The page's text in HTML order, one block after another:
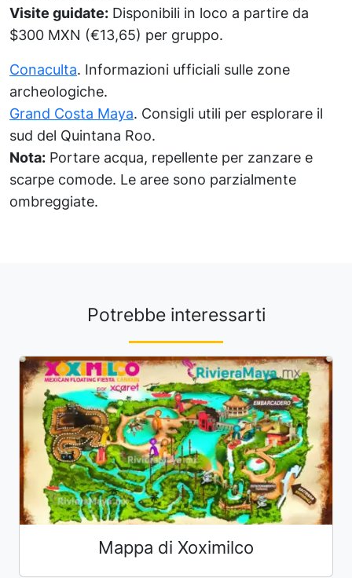
Visite guidate: Disponibili in loco a partire da
$300 MXN (€13,65) per gruppo.
Conaculta. Informazioni ufficiali sulle zone
archeologiche.
Grand Costa Maya. Consigli utili per esplorare il
sud del Quintana Roo.
Nota: Portare acqua, repellente per zanzare e
scarpe comode. Le aree sono parzialmente
ombreggiate.
Potrebbe interessarti
Mappa di Xoximilco